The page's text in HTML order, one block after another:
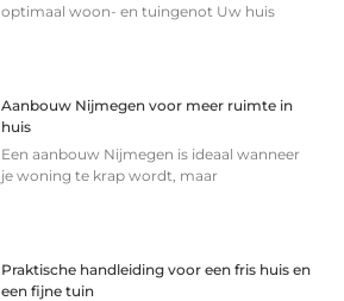
optimaal woon- en tuingenot Uw huis
Aanbouw Nijmegen voor meer ruimte in
huis
Een aanbouw Nijmegen is ideaal wanneer
je woning te krap wordt, maar
Praktische handleiding voor een fris huis en
een fijne tuin